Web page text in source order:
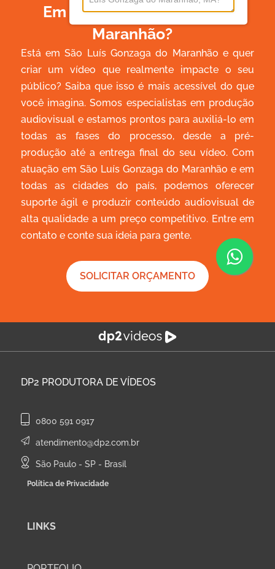
Em São Luís Gonzaga Do
Maranhão?
Está em São Luís Gonzaga do Maranhão e quer
criar um vídeo que realmente impacte o seu
público? Saiba que isso é mais acessível do que
você imagina. Somos especialistas em produção
audiovisual e estamos prontos para auxiliá-lo em
todas as fases do processo, desde a pré-
produção até a entrega final do seu vídeo. Com
atuação em São Luís Gonzaga do Maranhão e em
todas as cidades do país, podemos oferecer
suporte ágil e produzir conteúdo audiovisual de
alta qualidade a um preço competitivo. Entre em
contato e conte sua ideia para gente.
SOLICITAR ORÇAMENTO
DP2 PRODUTORA DE VÍDEOS
0800 591 0917
atendimento@dp2.com.br
São Paulo - SP - Brasil
Política de Privacidade
LINKS